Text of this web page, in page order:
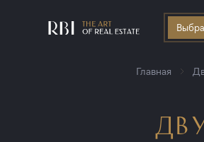
Главная